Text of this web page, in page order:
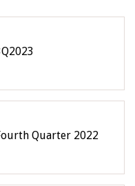
Quarter 2022